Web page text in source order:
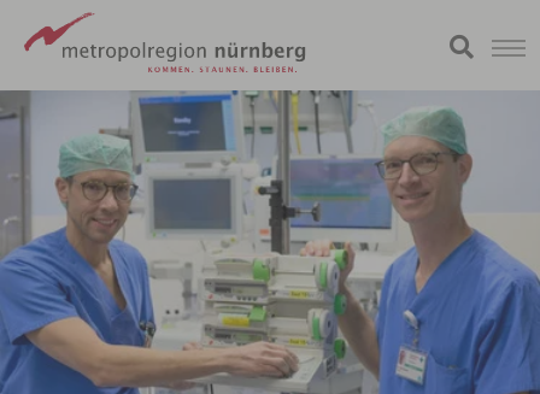
Zum
Hauptinhalt
springen
metropolregion